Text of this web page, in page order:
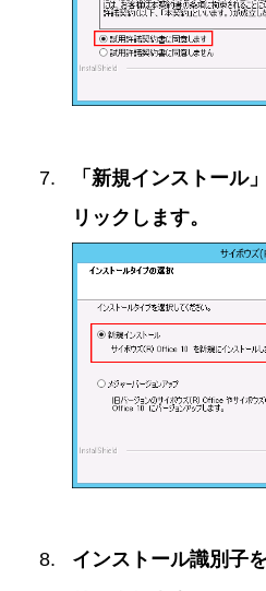
「新規インストール
リックします。
インストール識別子を